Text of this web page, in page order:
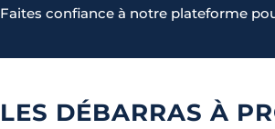
Faites confiance à notre plateforme
LES DÉBARRAS À